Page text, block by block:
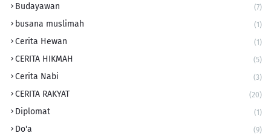
Budayawan (7)
busana muslimah (1)
Cerita Hewan (1)
CERITA HIKMAH (5)
Cerita Nabi (3)
CERITA RAKYAT (20)
Diplomat (1)
Do'a (9)